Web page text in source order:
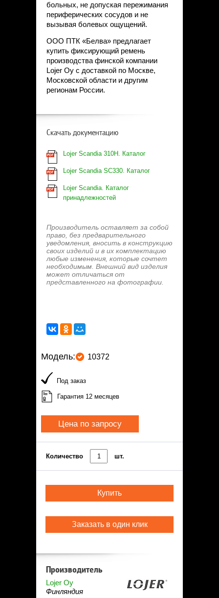
больных, не допуская пережимания
периферических сосудов и не
вызывая болевых ощущений.
ООО ПТК «Белва» предлагает
купить фиксирующий ремень
производства финской компании
Lojer Oy с доставкой по Москве,
Московской области и другим
регионам России.
Скачать документацию
Lojer Scandia 310H. Каталог
Lojer Scandia SC330. Каталог
Lojer Scandia. Каталог
принадлежностей
Производитель оставляет за собой
право, без предварительного
уведомления, вносить в конструкцию
своих изделий и в их комплектацию
любые изменения, которые сочтет
необходимым. Внешний вид изделия
может отличаться от
представленного на фотографии.
Модель: 10372
Под заказ
Гарантия 12 месяцев
Цена по запросу
Количество шт.
Купить
Заказать в один клик
Производитель
Lojer Oy
Финляндия